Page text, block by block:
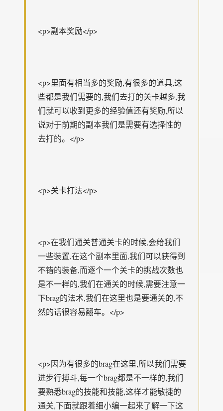
<p>副本奖励</p>
<p>里面有相当多的奖励,有很多的道具,这
些都是我们需要的,我们去打的关卡越多,我
们就可以收到更多的经验值还有奖励,所以
说对于前期的副本我们是需要有选择性的
去打的。</p>
<p>关卡打法</p>
<p>在我们通关普通关卡的时候,会给我们
一些装置,在这个副本里面,我们可以获得到
不错的装备,而逐个一个关卡的挑战次数也
是不一样的,我们在通关的时候,需要注意一
下brag的法术,我们在这里也是要通关的,不
然的话很容易翻车。</p>
<p>因为有很多的brag在这里,所以我们需要
进步行搏斗,每一个brag都是不一样的,我们
要熟悉brag的技能和技能,这样才能敏捷的
通关,下面就跟着细小编一起来了解一下这